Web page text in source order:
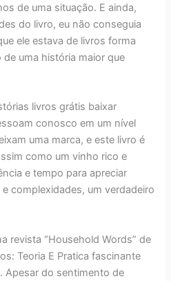
de uma situação. E ainda,
do livro, eu não conseguia
ele estava de livros forma
uma história maior que
livros grátis baixar
conosco em um nível
uma marca, e este livro é
como um vinho rico e
e tempo para apreciar
complexidades, um verdadeiro
revista “Household Words” de
Teoria E Pratica fascinante
Apesar do sentimento de